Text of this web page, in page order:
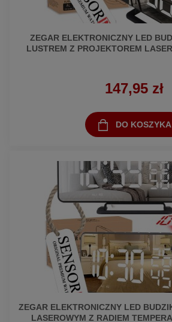
ZEGAR ELEKTRONICZNY LED
LUSTREM Z PROJEKTOREM
147,95 zł
DO KOSZYKA
ZEGAR ELEKTRONICZNY LED
LASEROWYM Z RADIEM